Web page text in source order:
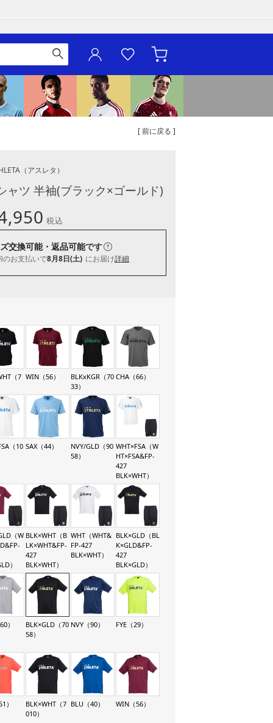
[ 前に戻る ]
（アスレタ）
ャツ 半袖(ブラック×ゴールド)
税込
交換可能・返品可能です
のお支払いで8月8日(土) にお届け詳細
（7 WIN（56）
BLKxKGR（70
33）
CHA（66）
（10 SAX（44）
NVY/GLD（90
58）
WHT×FSA（W
HT×FSA&FP-
427
BLK×WHT）
（W
）
BLK×WHT（B
LK×WHT&FP-
427
BLK×WHT）
WHT（WHT&
FP-427
BLK×WHT）
BLK×GLD（BL
K×GLD&FP-
427
BLK×GLD）
）
BLK×GLD（70
58）
NVY（90） FYE（29）
）
BLK×WHT（7
010）
BLU（40） WIN（56）